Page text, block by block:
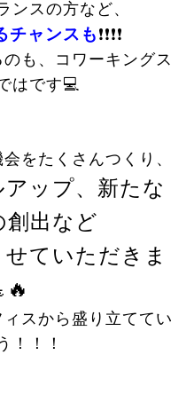
ンスの方など、
チャンスも ❗️❗️❗️❗️
も、コワーキングス
はです💻
をたくさんつくり、
ップ、新たな
創出など
ていただきま
スから盛り立ててい
！！！